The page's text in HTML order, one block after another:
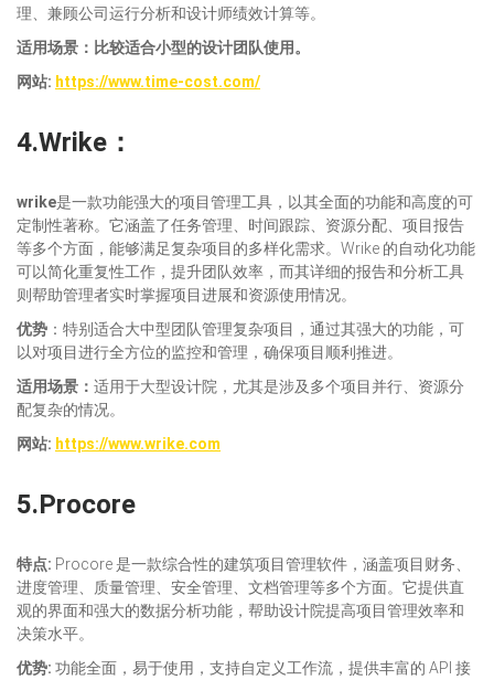
理、兼顾公司运行分析和设计师绩效计算等。
适用场景：比较适合小型的设计团队使用。
网站: https://www.time-cost.com/
4.Wrike：
wrike是一款功能强大的项目管理工具，以其全面的功能和高度的可
定制性著称。它涵盖了任务管理、时间跟踪、资源分配、项目报告
等多个方面，能够满足复杂项目的多样化需求。Wrike 的自动化功能
可以简化重复性工作，提升团队效率，而其详细的报告和分析工具
则帮助管理者实时掌握项目进展和资源使用情况。
优势 ：特别适合大中型团队管理复杂项目，通过其强大的功能，可
以对项目进行全方位的监控和管理，确保项目顺利推进。
适用场景： 适用于大型设计院，尤其是涉及多个项目并行、资源分
配复杂的情况。
网站: https://www.wrike.com
5.Procore
特点: Procore 是一款综合性的建筑项目管理软件，涵盖项目财务、
进度管理、质量管理、安全管理、文档管理等多个方面。它提供直
观的界面和强大的数据分析功能，帮助设计院提高项目管理效率和
决策水平。
优势: 功能全面，易于使用，支持自定义工作流，提供丰富的 API 接